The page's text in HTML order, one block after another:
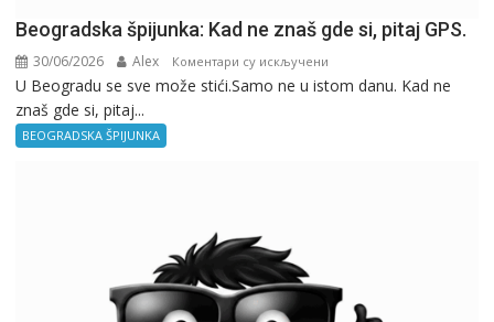
Beogradska špijunka: Kad ne znaš gde si, pitaj GPS.
30/06/2026 Alex Коментари су искључени
Beogradska
U Beogradu se sve može stići.Samo ne u istom danu. Kad ne
znaš gde si, pitaj...
BEOGRADSKA ŠPIJUNKA